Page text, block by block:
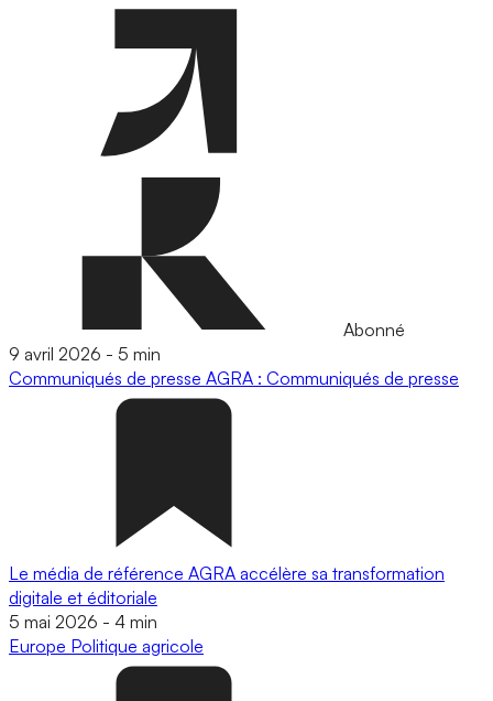
Abonné
9 avril 2026 - 5 min
Communiqués de presse AGRA : Communiqués de presse
Le média de référence AGRA accélère sa transformation
digitale et éditoriale
5 mai 2026 - 4 min
Europe Politique agricole